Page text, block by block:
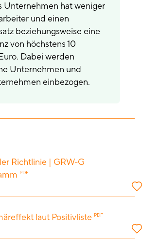
Unternehmen hat weniger
und einen
beziehungsweise eine
von höchstens 10
Dabei werden
Unternehmen und
einbezogen.
Richtlinie | GRW-G
PDF
laut Positivliste PDF